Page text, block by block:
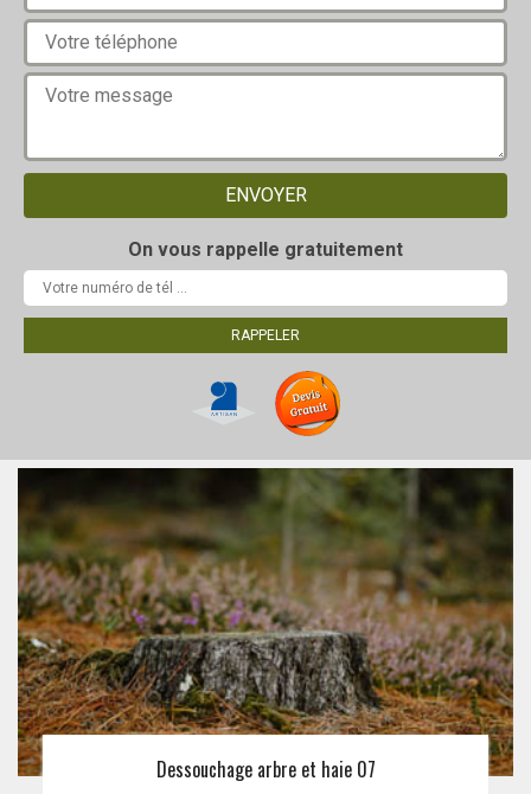
On vous rappelle gratuitement
Dessouchage arbre et haie 07